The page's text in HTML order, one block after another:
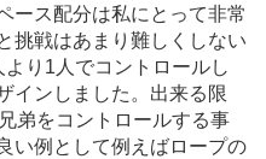
ース配分は私にとって非常
挑戦はあまり難しくしない
り1人でコントロールし
インしました。出来る限
弟をコントロールする事
い例として例えばロープの